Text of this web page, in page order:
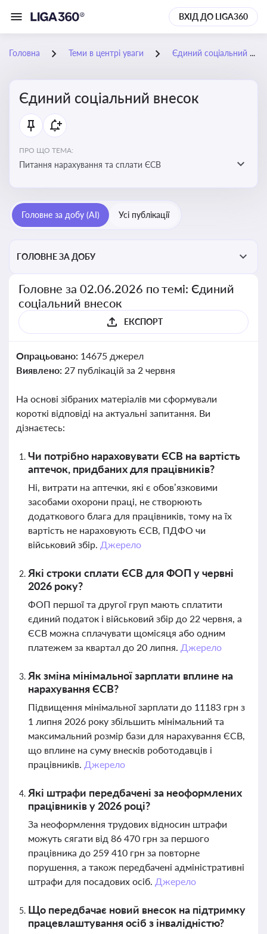
ВХІД ДО LIGA360
Головна Теми в центрі уваги Єдиний соціальний внесок
Єдиний соціальний внесок
ПРО ЩО ТЕМА:
Питання нарахування та сплати ЄСВ
Головне за добу (AI) Усі публікації
ГОЛОВНЕ ЗА ДОБУ
Головне за 02.06.2026 по темі: Єдиний
соціальний внесок
ЕКСПОРТ
Опрацьовано: 14675 джерел
Виявлено: 27 публікацій за 2 червня
На основі зібраних матеріалів ми сформували
короткі відповіді на актуальні запитання. Ви
дізнаєтесь:
Чи потрібно нараховувати ЄСВ на вартість
аптечок, придбаних для працівників?
Ні, витрати на аптечки, які є обов’язковими
засобами охорони праці, не створюють
додаткового блага для працівників, тому на їх
вартість не нараховують ЄСВ, ПДФО чи
військовий збір. Джерело
Які строки сплати ЄСВ для ФОП у червні
2026 року?
ФОП першої та другої груп мають сплатити
єдиний податок і військовий збір до 22 червня, а
ЄСВ можна сплачувати щомісяця або одним
платежем за квартал до 20 липня. Джерело
Як зміна мінімальної зарплати вплине на
нарахування ЄСВ?
Підвищення мінімальної зарплати до 11183 грн з
1 липня 2026 року збільшить мінімальний та
максимальний розмір бази для нарахування ЄСВ,
що вплине на суму внесків роботодавців і
працівників. Джерело
Які штрафи передбачені за неоформлених
працівників у 2026 році?
За неоформлення трудових відносин штрафи
можуть сягати від 86 470 грн за першого
працівника до 259 410 грн за повторне
порушення, а також передбачені адміністративні
штрафи для посадових осіб. Джерело
Що передбачає новий внесок на підтримку
працевлаштування осіб з інвалідністю?